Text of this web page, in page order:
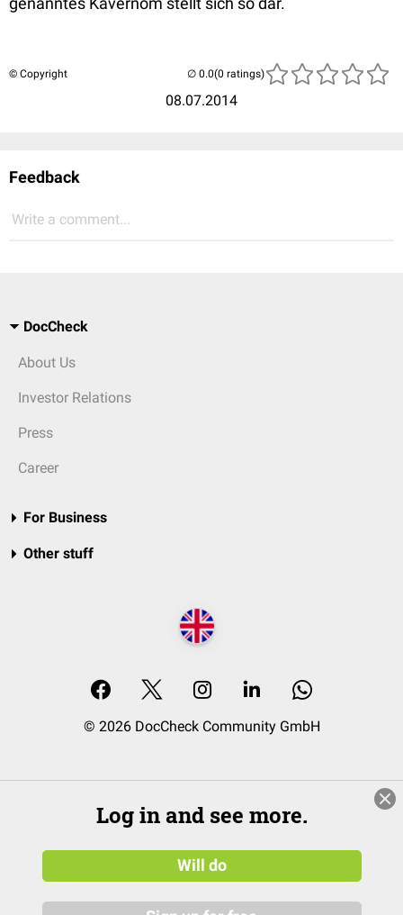
© Copyright
08.07.2014
(0 ratings)
Feedback
Write a comment...
DocCheck
About Us
Investor Relations
Press
Career
For Business
Other stuff
© 2026 DocCheck Community GmbH
Log in and see more.
Will do